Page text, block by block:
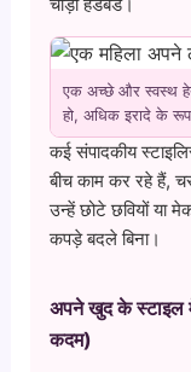
चौड़ी हेडबैंड।
एक अच्छे और स्वस्थ
हो, अधिक इरादे के रूप
कई संपादकीय
बीच काम कर रहे हैं,
उन्हें छोटे छवियों या
कपड़े बदले बिना।
अपने खुद के स्टाइल
कदम)